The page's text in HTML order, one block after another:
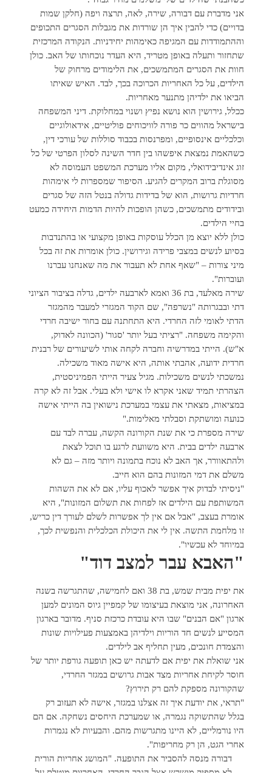
אני מדברת עם דבורה, שירה, לאה, תרצה ויפה (חלקן שמות
בדויים) כדי להבין איך הן שורדות את מגבלות הסגרים התכופים
וההתמודדות עם המגיפה כאימהות יחידניות. הנקודה המרכזית
שתחזור ותעלה באופן מטריד, היא העדר נוכחותו של האב. כולן
חוות את הסגרים המתמשכים, את הלימודים מרחוק של
הילדים, על כל האחריות הכרוכה בכך, לבד. האיש שאיתו
הביאו את ילדיהן מתנער מאחריות.
ככלל, גירושין הוא נושא נפיץ ושנוי במחלוקת. דיני המשפחה
בישראל מהווים כר פורה לוויכוחים פוליטיים, אידאולוגיים
וכלכליים אינסופיים, ומפרנסות בכבוד סוללות של עורכי דין,
כשהאמת נמצאת איפשהו בין חדר השינה לסלון הפרטי של כל
זוג אינדיבידואלי, מקום אליו מערכת המשפט העמוסה לא
מסוגלת ברוב המקרים להגיע. הסיפור שמספרות לי אימהות
חרדיות גרושות, הוא של בדידות גדולה בנטל הזה של סגרים
ובידודים מתמשכים, כשהן הופכות להיות הדמות היחידה כמעט
בחיי הילדים.
כולן ללא יוצא מן הכלל עוסקות באופן מקצועי או בהתנדבות
בסיוע לנשים במצבי פרידה וגירושין. כולן אומרות את זה בכל
מיני צורות – "שאף אחת לא תעבור את מה שאנחנו עברנו
ועוברות".
שירה מאלעד, בת 36 ואמא לארבעה ילדים, גדלה בציבור הציוני
דתי ובבגרותה "נשרפה", שם הקוד המגזרי למעבר מהמגזר
הדתי לאומי לזה החרדי. היא התחתנה עם בחור ישיבה חרדי
והקימה משפחה. "רציתי בעל יותר 'סגור' (הכוונה לאדוק,
א"ש). הייתי במדרשיה וחברה לקחה אותי לשיעורים של רבנית
חרדית ידועה, אהבתי אותה, היא אישה מאוד משכילה.
נמשכתי לנשים משכילות. מגיל צעיר הייתי הפמיניסטית,
הצהרתי תמיד שאני אקרא לו אישי ולא בעלי. אבל זה לא קרה
במציאות, מצאתי את עצמי במערכת נישואין בה הייתי אישה
כנועה ומושתקת וסבלתי מאלימות."
שירה מספרת כי את שנת הקורונה הקשה, עברה לבד עם
ארבעה ילדים בבית. היא משוועת לרגע בו תוכל לצאת
ולהתאוורר, אך האב לא נוכח בתמונה ויותר מזה – גם לא
משלם את דמי המזונות בהם הוא חייב.
"ניסיתי לבדוק איך אפשר לאכוף עליו, אם לא את השהות
המשותפת עם הילדים אז לפחות את תשלום המזונות", היא
אומרת בעצב, "אבל אם אין לך אפשרות לשלם לעורך דין כריש,
זו מלחמת התשה. אין לי את היכולת הכלכלית והנפשית לכך,
במיוחד לא עכשיו".
"האבא עבר למצב דוד"
את יפית מבית שמש, בת 38 ואם לחמישה, שהתגרשה בשנה
האחרונה, אני מוצאת בעיצומו של קמפיין גיוס המונים למען
ארגון "אם הבנים" שבו היא עובדת כרכזת סניף. מדובר בארגון
המסייע לנשים חד הוריות וילדיהן באמצעות פעילויות שונות
והצמדת חונכים, מעין תחליף אב לילדים.
אני שואלת את יפית אם לדעתה יש כאן תופעה גורפת יותר של
חוסר לקיחת אחריות מצד אבות גרושים במגזר החרדי,
שהקורונה מספקת להם רק תירוץ?
"תראי, את יודעת איך זה אצלנו במגזר, אישה לא תעזוב רק
בגלל שהתשוקה נגמרה, או שמערכת היחסים נשחקה. אם הם
היו נורמליים, לא היינו מתגרשות מהם. והבעיות לא נגמרות
אחרי הגט, הן רק מחריפות".
דבורה מנסה להסביר את התופעה. "המושג אחריות הורית